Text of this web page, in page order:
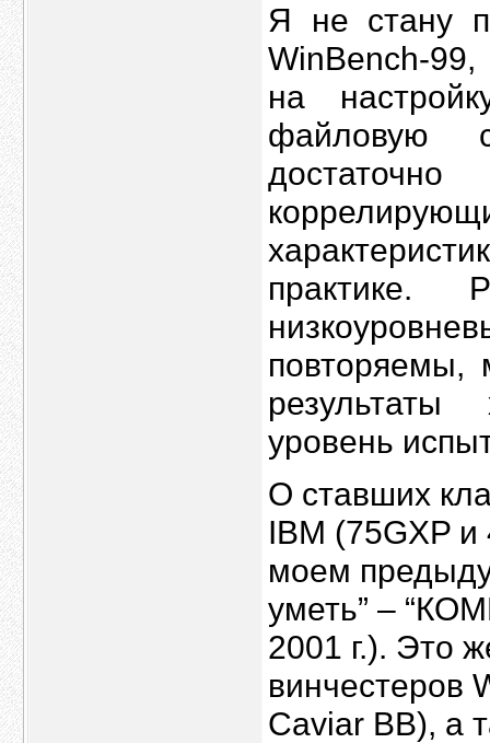
Я не стану
WinBench-
на
файловую
практике.
повторяемы,
уровень
О ставших
IBM (75GXP
моем
уметь” –
2001 г.). Это
винчестеров
Caviar BB), а